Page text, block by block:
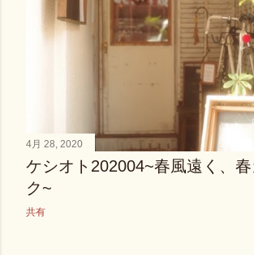
4月 28, 2020
ケシオト202004~春風遠く、
ク~
共有